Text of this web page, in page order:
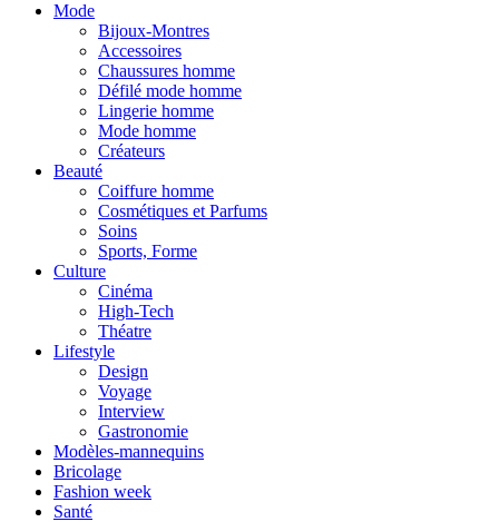
Mode
Bijoux-Montres
Accessoires
Chaussures homme
Défilé mode homme
Lingerie homme
Mode homme
Créateurs
Beauté
Coiffure homme
Cosmétiques et Parfums
Soins
Sports, Forme
Culture
Cinéma
High-Tech
Théatre
Lifestyle
Design
Voyage
Interview
Gastronomie
Modèles-mannequins
Bricolage
Fashion week
Santé